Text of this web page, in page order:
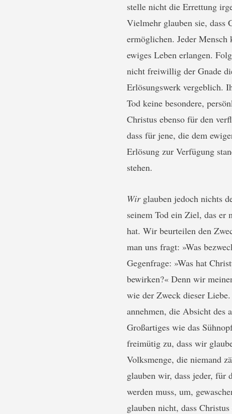
stelle nicht die Errettung
Vielmehr glauben sie, dass
ermöglichen. Jeder Mensch
ewiges Leben erlangen.
nicht freiwillig der Gnade
Erlösungswerk vergeblich.
Tod keine besondere,
Christus ebenso für den
dass für jene, die dem
Erlösung zur Verfügung
stehen.
Wirglauben jedoch nichts
seinem Tod ein Ziel, das er
hat. Wir beurteilen den
man uns fragt: »Was
Gegenfrage: »Was hat
bewirken?« Denn wir
wie der Zweck dieser
annehmen, die Absicht des
Großartiges wie das
freimütig zu, dass wir
Volksmenge, die niemand
glauben wir, dass jeder, für
werden muss, um,
glauben nicht, dass